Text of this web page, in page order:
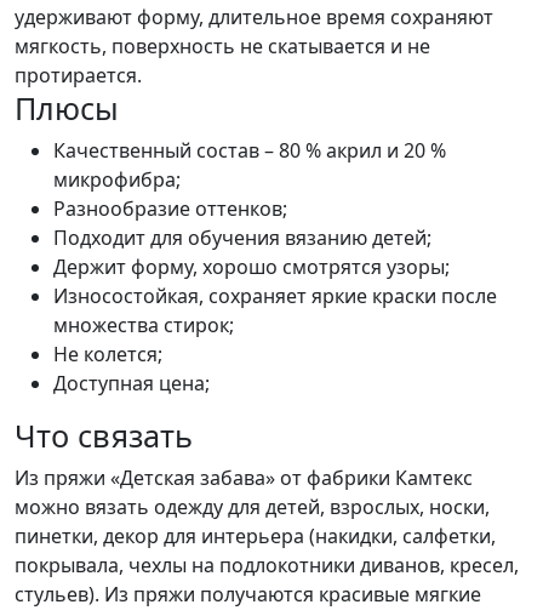
удерживают форму, длительное время сохраняют
мягкость, поверхность не скатывается и не
протирается.
Плюсы
Качественный состав – 80 % акрил и 20 %
микрофибра;
Разнообразие оттенков;
Подходит для обучения вязанию детей;
Держит форму, хорошо смотрятся узоры;
Износостойкая, сохраняет яркие краски после
множества стирок;
Не колется;
Доступная цена;
Что связать
Из пряжи «Детская забава» от фабрики Камтекс
можно вязать одежду для детей, взрослых, носки,
пинетки, декор для интерьера (накидки, салфетки,
покрывала, чехлы на подлокотники диванов, кресел,
стульев). Из пряжи получаются красивые мягкие